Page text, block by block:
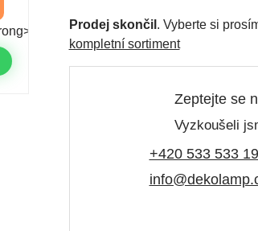
Prodej skončil . Vyberte si
kompletní sortiment
Zeptejte se
Vyzkoušeli
+420 533 533